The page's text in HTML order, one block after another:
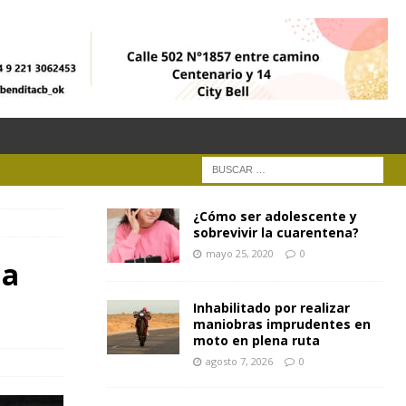
¿Cómo ser adolescente y
sobrevivir la cuarentena?
mayo 25, 2020 0
Inhabilitado por realizar
maniobras imprudentes en
moto en plena ruta
agosto 7, 2026 0